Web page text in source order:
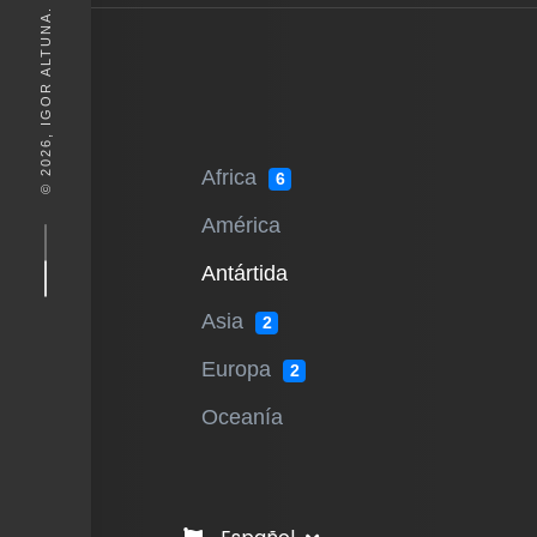
Africa 6
América
Antártida
Asia
2
Europa 2
Oceanía